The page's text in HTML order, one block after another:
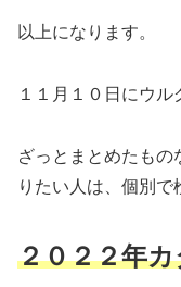
以上になります。
１１月１０日にウル
ざっとまとめたもの
りたい人は、個別で
２０２２年